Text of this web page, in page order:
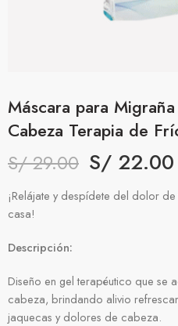
Máscara para
Cabeza Terapia de
S/29.00 S/ 22.00
¡Relájate y despídete del dolor
casa!
Descripción:
Diseño en gel terapéutico que se
cabeza, brindando alivio
jaquecas y dolores de cabeza.